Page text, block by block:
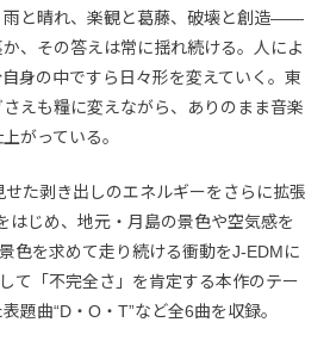
雨と晴れ、楽観と葛藤、破壊と創造——
、その答えは常に揺れ続ける。人によ
身の中ですら日々形を変えていく。東
えも糧に変えながら、ありのまま音楽
がっている。
せた剥き出しのエネルギーをさらに拡張
はじめ、地元・月島の景色や空気感を
色を求めて走り続ける衝動をJ-EDMに
て「不完全さ」を肯定する本作のテー
題曲“D・O・T”など全6曲を収録。